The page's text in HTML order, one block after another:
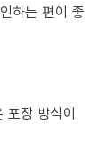
하는 편이 좋
포장 방식이